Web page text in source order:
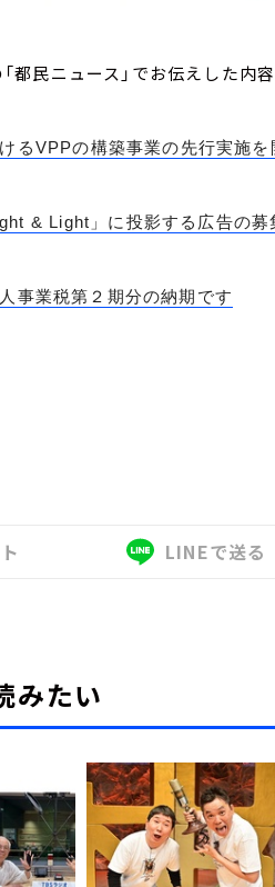
「都民ニュース」でお伝えした内
るVPPの構築事業の先行実施を
& Light」に投影する広告の募
事業税第２期分の納期です
LINEで送る
みたい